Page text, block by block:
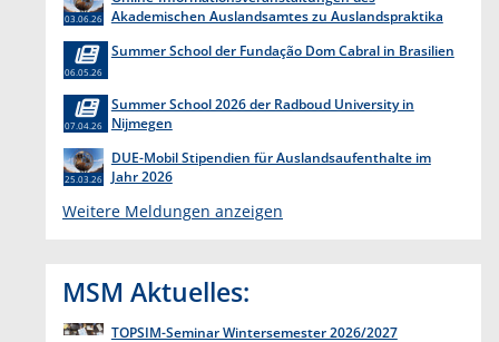
Akademischen Auslandsamtes zu Auslandspraktika
03.06.26
Summer School der Fundação Dom Cabral in Brasilien
06.05.26
Summer School 2026 der Radboud University in
Nijmegen
07.04.26
DUE-Mobil Stipendien für Auslandsaufenthalte im
Jahr 2026
25.03.26
Weitere Meldungen anzeigen
MSM Aktuelles:
TOPSIM-Seminar Wintersemester 2026/2027